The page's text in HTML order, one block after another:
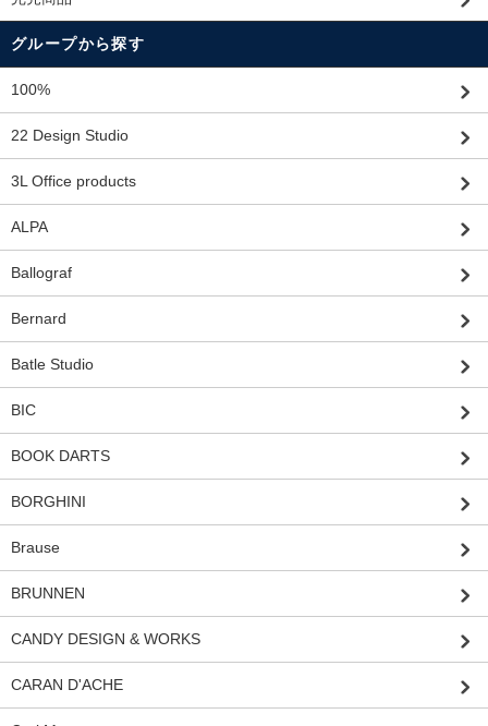
グループから探す
100%
22 Design Studio
3L Office products
ALPA
Ballograf
Bernard
Batle Studio
BIC
BOOK DARTS
BORGHINI
Brause
BRUNNEN
CANDY DESIGN & WORKS
CARAN D'ACHE